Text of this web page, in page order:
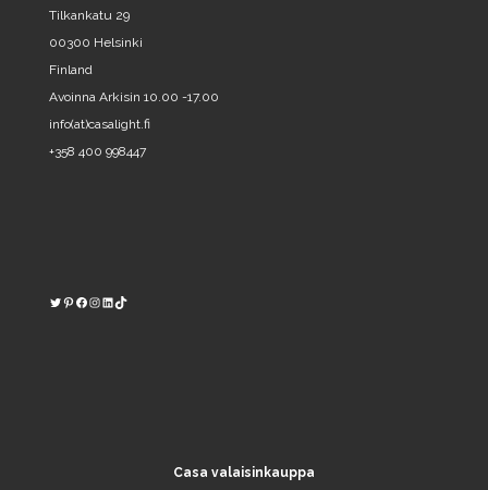
Tilkankatu 29
00300 Helsinki
Finland
Avoinna Arkisin 10.00 -17.00
info(at)casalight.fi
+358 400 998447
Twitter
Pinterest
https://www.facebook.com/kodinvalaisin/
Instagram
LinkedIn
TikTok
Casa valaisinkauppa